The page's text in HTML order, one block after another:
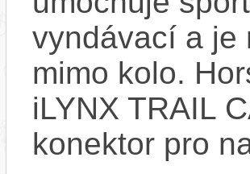
vyndávací a je
mimo kolo.
iLYNX TRAIL
konektor pro